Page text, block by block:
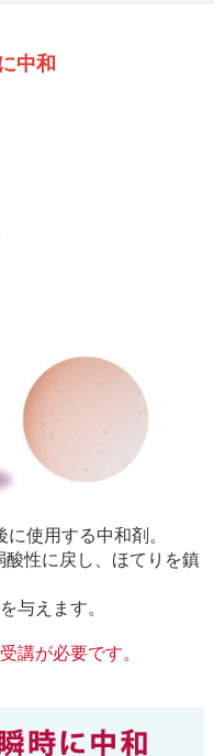
中和
使用する中和剤。
性に戻し、ほてりを鎮
与えます。
講が必要です。